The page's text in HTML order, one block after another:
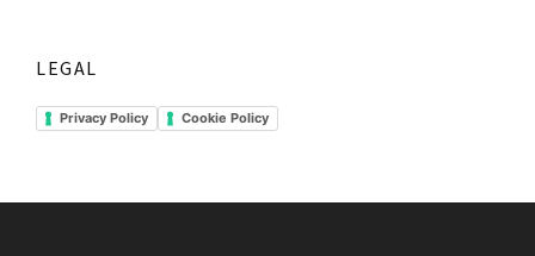
LEGAL
Privacy Policy Cookie Policy